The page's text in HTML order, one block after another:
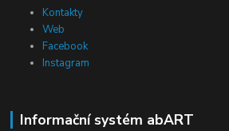
Kontakty
Web
Facebook
Instagram
Informační systém abART